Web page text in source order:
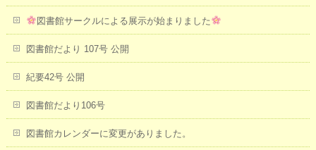
図書館サークルによる展示が始まりました
図書館だより 107号 公開
紀要42号 公開
図書館だより106号
図書館カレンダーに変更がありました。